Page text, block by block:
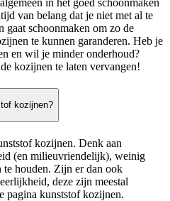
van belang dat je niet met al te
gaat schoonmaken om zo de
te kunnen garanderen. Heb je
en wil je minder onderhoud?
kozijnen te laten vervangen!
kozijnen?
kozijnen. Denk aan
(en milieuvriendelijk), weinig
houden. Zijn er dan ook
deze zijn meestal
pagina kunststof kozijnen.